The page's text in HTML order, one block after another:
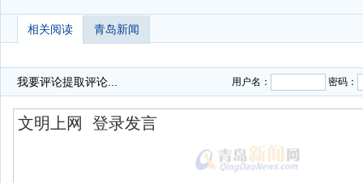
相关阅读 青岛新闻
我要评论提取评论... 用户名： 密码：